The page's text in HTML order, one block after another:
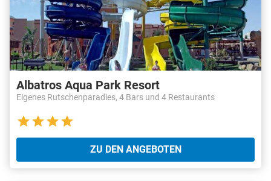
Albatros Aqua Park Resort
Eigenes Rutschenparadies, 4 Bars und 4 Restaurants
ZU DEN ANGEBOTEN